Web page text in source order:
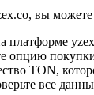
вы
платформе
опцию
TON,
все